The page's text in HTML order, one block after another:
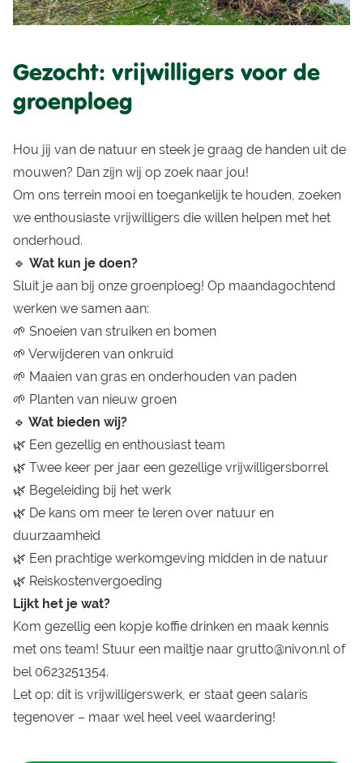
Gezocht: vrijwilligers voor de
groenploeg
Hou jij van de natuur en steek je graag de handen uit de
mouwen? Dan zijn wij op zoek naar jou!
Om ons terrein mooi en toegankelijk te houden, zoeken
we enthousiaste vrijwilligers die willen helpen met het
onderhoud.
🔹 Wat kun je doen?
Sluit je aan bij onze groenploeg! Op maandagochtend
werken we samen aan:
🌱 Snoeien van struiken en bomen
🌱 Verwijderen van onkruid
🌱 Maaien van gras en onderhouden van paden
🌱 Planten van nieuw groen
🔹 Wat bieden wij?
🌿 Een gezellig en enthousiast team
🌿 Twee keer per jaar een gezellige vrijwilligersborrel
🌿 Begeleiding bij het werk
🌿 De kans om meer te leren over natuur en
duurzaamheid
🌿 Een prachtige werkomgeving midden in de natuur
🌿 Reiskostenvergoeding
Lijkt het je wat?
Kom gezellig een kopje koffie drinken en maak kennis
met ons team! Stuur een mailtje naar grutto@nivon.nl of
bel 0623251354.
Let op: dit is vrijwilligerswerk, er staat geen salaris
tegenover – maar wel heel veel waardering!